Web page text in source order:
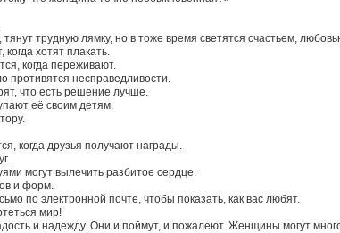
трудную лямку, но в тоже время светятся счастьем,
хотят плакать.
когда переживают.
противятся несправедливости.
что есть решение лучше.
её своим детям.
когда друзья получают награды.
могут вылечить разбитое сердце.
и форм.
по электронной почте, чтобы показать, как вас любят.
мир!
и надежду. Они и поймут, и пожалеют. Женщины могут много